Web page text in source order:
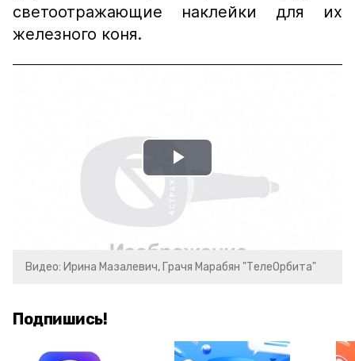
светоотражающие наклейки для их
железного коня.
Play
Video
Видео: Ирина Мазалевич, Грачя Марабян "ТелеОрбита"
Подпишись!